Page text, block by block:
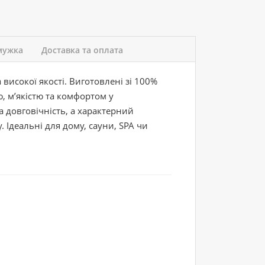
Доставка та оплата
якості. Виготовлені зі 100%
м’якістю та комфортом у
довговічність, а характерний
для дому, сауни, SPA чи